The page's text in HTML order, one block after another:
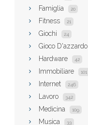
Famiglia 20
Fitness 21
Giochi 24
Gioco D'azzardo
Hardware 42
Immobiliare 101
Internet 246
Lavoro 342
Medicina 109
Musica 33